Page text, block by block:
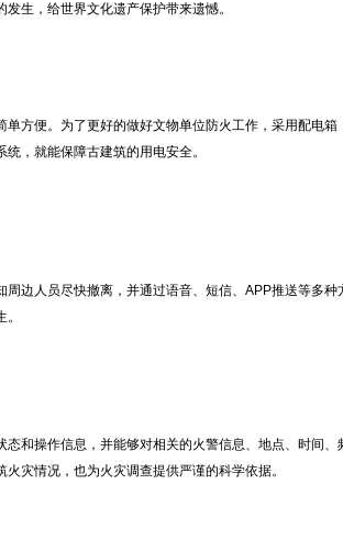
生，给世界文化遗产保护带来遗憾。
方便。为了更好的做好文物单位防火工作，采用配电箱
，就能保障古建筑的用电安全。
人员尽快撤离，并通过语音、短信、APP推送等多种
和操作信息，并能够对相关的火警信息、地点、时间、
灾情况，也为火灾调查提供严谨的科学依据。